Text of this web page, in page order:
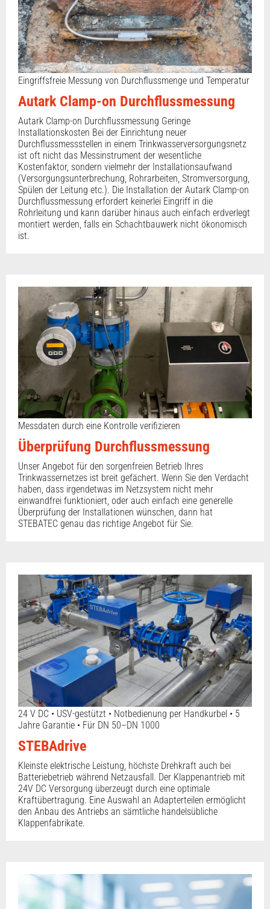
Eingriffsfreie Messung von Durchflussmenge und Temperatur
Autark Clamp-on Durchflussmessung
Autark Clamp-on Durchflussmessung Geringe
Installationskosten Bei der Einrichtung neuer
Durchflussmessstellen in einem Trinkwasserversorgungsnetz
ist oft nicht das Messinstrument der wesentliche
Kostenfaktor, sondern vielmehr der Installationsaufwand
(Versorgungsunterbrechung, Rohrarbeiten, Stromversorgung,
Spülen der Leitung etc.). Die Installation der Autark Clamp-on
Durchflussmessung erfordert keinerlei Eingriff in die
Rohrleitung und kann darüber hinaus auch einfach erdverlegt
montiert werden, falls ein Schachtbauwerk nicht ökonomisch
ist.
Messdaten durch eine Kontrolle verifizieren
Überprüfung Durchflussmessung
Unser Angebot für den sorgenfreien Betrieb Ihres
Trinkwassernetzes ist breit gefächert. Wenn Sie den Verdacht
haben, dass irgendetwas im Netzsystem nicht mehr
einwandfrei funktioniert, oder auch einfach eine generelle
Überprüfung der Installationen wünschen, dann hat
STEBATEC genau das richtige Angebot für Sie.
24 V DC • USV-gestützt • Notbedienung per Handkurbel • 5
Jahre Garantie • Für DN 50–DN 1000
STEBAdrive
Kleinste elektrische Leistung, höchste Drehkraft auch bei
Batteriebetrieb während Netzausfall. Der Klappenantrieb mit
24V DC Versorgung überzeugt durch eine optimale
Kraftübertragung. Eine Auswahl an Adapterteilen ermöglicht
den Anbau des Antriebs an sämtliche handelsübliche
Klappenfabrikate.